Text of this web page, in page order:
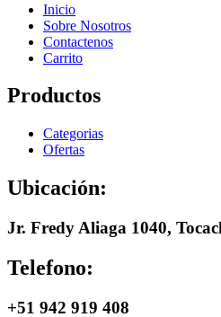
Inicio
Sobre Nosotros
Contactenos
Carrito
Productos
Categorias
Ofertas
Ubicación:
Jr. Fredy Aliaga 1040,
Telefono:
+51 942 919 408